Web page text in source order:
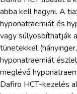
abba kell hagyni. A
hyponatraemiát és
vagy súlyosbíthatják
tünetekkel
hyponatraemiát
meglévő
Dafiro HCT-kezelés